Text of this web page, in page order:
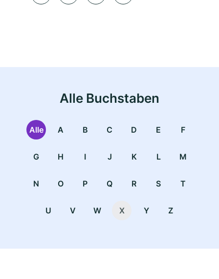
Alle Buchstaben
Alle A B C D E F
G H I J K L M
N O P Q R S T
U V W X Y Z